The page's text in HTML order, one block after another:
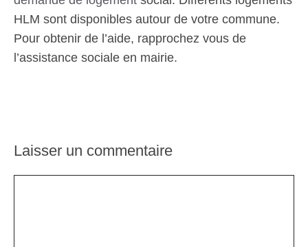
HLM sont disponibles autour de votre commune.
Pour obtenir de l’aide, rapprochez vous de
l’assistance sociale en mairie.
Laisser un commentaire